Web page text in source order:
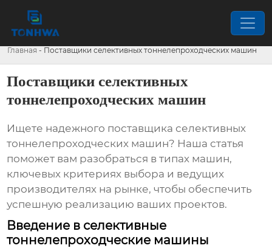
Главная - Поставщики селективных тоннелепроходческих машин
Поставщики селективных
тоннелепроходческих машин
Ищете надежного поставщика селективных
тоннелепроходческих машин? Наша статья
поможет вам разобраться в типах машин,
ключевых критериях выбора и ведущих
производителях на рынке, чтобы обеспечить
успешную реализацию ваших проектов.
Введение в селективные
тоннелепроходческие машины